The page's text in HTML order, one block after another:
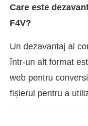
Care este
F4V?
Un dezavantaj al
într-un alt format
web pentru
fișierul pentru a